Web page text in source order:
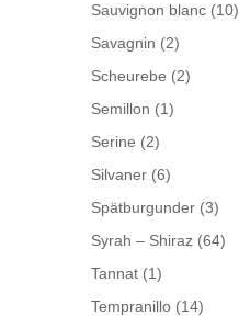
Sauvignon blanc (10)
Savagnin (2)
Scheurebe (2)
Semillon (1)
Serine (2)
Silvaner (6)
Spätburgunder (3)
Syrah – Shiraz (64)
Tannat (1)
Tempranillo (14)